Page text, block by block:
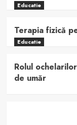
Educatie
Terapia fizică
Educatie
Rolul
de umăr